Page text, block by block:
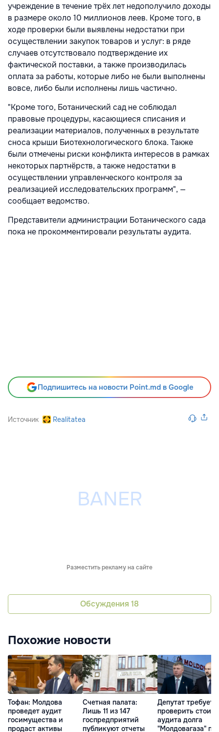
учреждение в течение трёх лет недополучило доходы
в размере около 10 миллионов леев. Кроме того, в
ходе проверки были выявлены недостатки при
осуществлении закупок товаров и услуг: в ряде
случаев отсутствовало подтверждение их
фактической поставки, а также производилась
оплата за работы, которые либо не были выполнены
вовсе, либо были исполнены лишь частично.
"Кроме того, Ботанический сад не соблюдал
правовые процедуры, касающиеся списания и
реализации материалов, полученных в результате
сноса крыши Биотехнологического блока. Также
были отмечены риски конфликта интересов в рамках
некоторых партнёрств, а также недостатки в
осуществлении управленческого контроля за
реализацией исследовательских программ", —
сообщает ведомство.
Представители администрации Ботанического сада
пока не прокомментировали результаты аудита.
Подпишитесь на новости Point.md в Google
Источник Realitatea
Разместить рекламу на сайте
Обсуждения 18
Похожие новости
Тофан: Молдова
проведет аудит
госимущества и
продаст активы
Счетная палата:
Лишь 11 из 147
госпредприятий
публикуют отчеты
Депутат требует
проверить
аудита долга
"Молдовагаза"